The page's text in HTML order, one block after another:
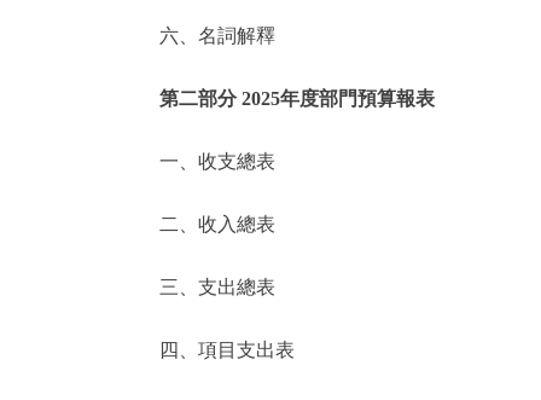
仲介服務
政民互動
12345網上接訴即辦
參與調查
走進北京
北京概況
六、名詞解釋
第二部分 2025年度部門預算報表
一、收支總表
二、收入總表
三、支出總表
四、項目支出表